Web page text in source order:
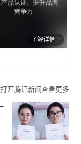
了解详情
打开腾讯新闻查看更多